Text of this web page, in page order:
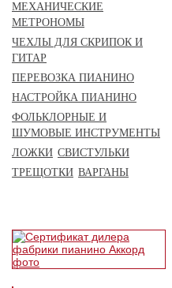
МЕХАНИЧЕСКИЕ
МЕТРОНОМЫ
ЧЕХЛЫ ДЛЯ СКРИПОК И
ГИТАР
ПЕРЕВОЗКА ПИАНИНО
НАСТРОЙКА ПИАНИНО
ФОЛЬКЛОРНЫЕ И
ШУМОВЫЕ ИНСТРУМЕНТЫ
ЛОЖКИ СВИСТУЛЬКИ
ТРЕЩОТКИ ВАРГАНЫ